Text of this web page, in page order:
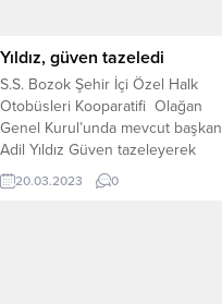
Yıldız, güven tazeledi
S.S. Bozok Şehir İçi Özel Halk
Otobüsleri Kooparatifi Olağan
Genel Kurul’unda mevcut başkan
Adil Yıldız Güven tazeleyerek
yeniden başkan seçildi.
20.03.2023 0